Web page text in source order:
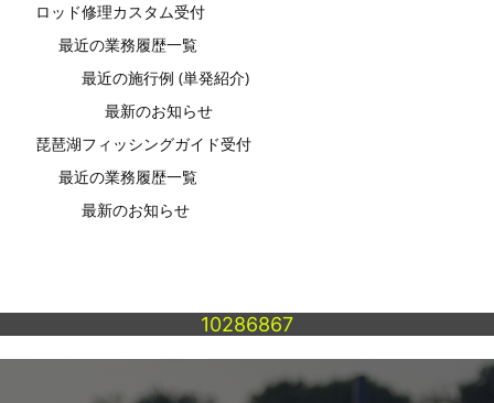
ロッド修理カスタム受付
最近の業務履歴一覧
最近の施行例 (単発紹介)
最新のお知らせ
琵琶湖フィッシングガイド受付
最近の業務履歴一覧
最新のお知らせ
10286867